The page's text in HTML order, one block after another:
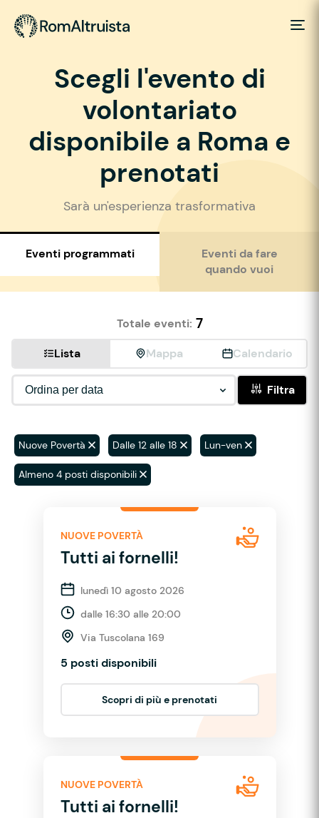
Scegli l'evento di
volontariato
disponibile a Roma e
prenotati
Sarà un'esperienza trasformativa
Eventi programmati
Eventi da fare
quando vuoi
Totale eventi: 7
Lista Mappa Calendario
Filtra
Nuove Povertà Dalle 12 alle 18 Lun-ven
Almeno 4 posti disponibili
NUOVE POVERTÀ
Tutti ai fornelli!
lunedì 10 agosto 2026
dalle 16:30 alle 20:00
Via Tuscolana 169
5 posti disponibili
Scopri di più e prenotati
NUOVE POVERTÀ
Tutti ai fornelli!